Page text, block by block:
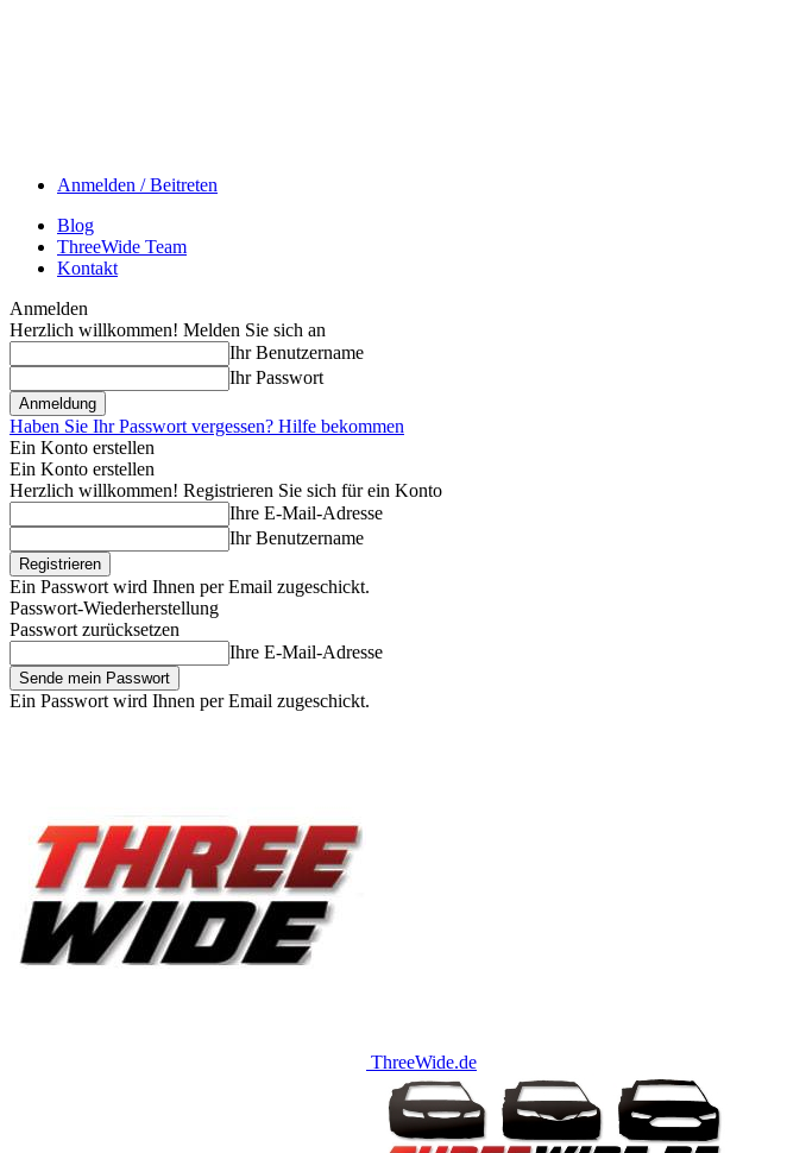
Anmelden / Beitreten
Blog
ThreeWide Team
Kontakt
Anmelden
Herzlich willkommen! Melden Sie sich an
Ihr Benutzername
Ihr Passwort
Haben Sie Ihr Passwort vergessen? Hilfe bekommen
Ein Konto erstellen
Ein Konto erstellen
Herzlich willkommen! Registrieren Sie sich für ein Konto
Ihre E-Mail-Adresse
Ihr Benutzername
Ein Passwort wird Ihnen per Email zugeschickt.
Passwort-Wiederherstellung
Passwort zurücksetzen
Ihre E-Mail-Adresse
Ein Passwort wird Ihnen per Email zugeschickt.
ThreeWide.de